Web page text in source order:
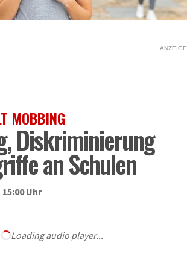
ANZEIGE
MOBBING
Diskriminierung
an Schulen
15:00 Uhr
Loading audio player...